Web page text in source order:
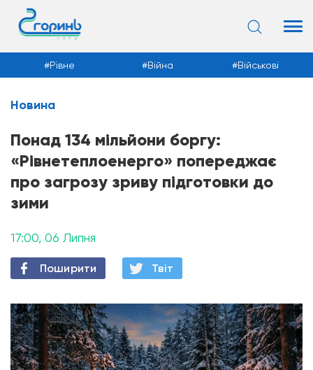
Новини
Рівне Війна Військові
Новина
Понад 134 мільйони боргу:
«Рівнетеплоенерго» попереджає
про загрозу зриву підготовки до
зими
17:00, 06 Липня
Поширити Твiт